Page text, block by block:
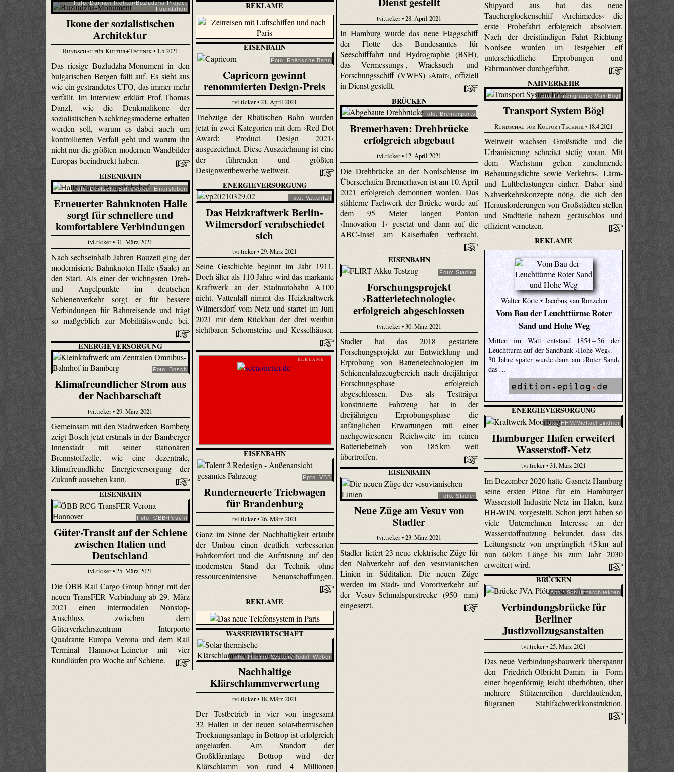
Shipyard aus hat das neue
Taucherglockenschiff ›Archimedes‹ die
erste Probefahrt erfolgreich absolviert.
Nach der dreistündigen Fahrt Richtung
Nordsee wurden im Testgebiet elf
unterschiedliche Erprobungen und
Fahrmanöver durchgeführt.
tvi.ticker • 28. April 2021
In Hamburg wurde das neue Flaggschiff
der Flotte des Bundesamtes für
Seeschifffahrt und Hydrographie (BSH),
das Vermessungs-, Wracksuch- und
Forschungsschiff (VWFS) ›Atair‹, offiziell
in Dienst gestellt.
Foto: Darmon Richter/Buzludzha Project
Foundation
Ikone der sozialistischen
Architektur
Rundschau für Kultur+Technik• 1.5.2021
Das riesige Buzludzha-Monument in den
bulgarischen Bergen fällt auf. Es sieht aus
wie ein gestrandetes UFO, das immer mehr
verfällt. Im Interview erklärt Prof. Thomas
Danzl, wie die Denkmalikone der
sozialistischen Nachkriegsmoderne erhalten
werden soll, warum es dabei auch um
kontrollierten Verfall geht und warum ihn
nicht nur die größten modernen Wandbilder
Europas beeindruckt haben.
REKLAME
EISENBAHN
Foto: Rhätische Bahn
Capricorn gewinnt
renommierten Design-Preis
tvi.ticker • 21. April 2021
Triebzüge der Rhätischen Bahn wurden
jetzt in zwei Kategorien mit dem ›Red Dot
Award: Product Design 2021‹
ausgezeichnet. Diese Auszeichnung ist eine
der führenden und größten
Designwettbewerbe weltweit.
NAHVERKEHR
Foto: Firmengruppe Max Bögl
Transport System Bögl
Rundschau für Kultur+Technik• 18.4.2021
Weltweit wachsen Großstädte und die
Urbanisierung schreitet stetig voran. Mit
dem Wachstum gehen zunehmende
Bebauungsdichte sowie Verkehrs-, Lärm-
und Luftbelastungen einher. Daher sind
Nahverkehrskonzepte nötig, die sich den
Herausforderungen von Großstädten stellen
und Stadtteile nahezu geräuschlos und
effizient vernetzen.
BRÜCKEN
Foto: Bremenports
Bremerhaven: Drehbrücke
erfolgreich abgebaut
tvi.ticker • 12. April 2021
Die Drehbrücke an der Nordschleuse im
Überseehafen Bremerhaven ist am 10. April
2021 erfolgreich demontiert worden. Das
stählerne Fachwerk der Brücke wurde auf
dem 95 Meter langen Ponton
›Innovation 1‹ gesetzt und dann auf die
ABC-Insel am Kaiserhafen verbracht.
EISENBAHN
Foto: Deutsche Bahn/Volker Emersleben
Erneuerter Bahnknoten Halle
sorgt für schnellere und
komfortablere Verbindungen
tvi.ticker • 31. März 2021
Nach sechseinhalb Jahren Bauzeit ging der
modernisierte Bahnknoten Halle (Saale) an
den Start. Als einer der wichtigsten Dreh-
und Angelpunkte im deutschen
Schienenverkehr sorgt er für bessere
Verbindungen für Bahnreisende und trägt
so maßgeblich zur Mobilitätswende bei.
ENERGIEVERSORGUNG
Foto: Vattenfall
Das Heizkraftwerk Berlin-
Wilmersdorf verabschiedet
sich
tvi.ticker • 29. März 2021
Seine Geschichte beginnt im Jahr 1911.
Doch älter als 110 Jahre wird das markante
Kraftwerk an der Stadtautobahn A 100
nicht. Vattenfall nimmt das Heizkraftwerk
Wilmersdorf vom Netz und startet im Juni
2021 mit dem Rückbau der drei weithin
sichtbaren Schornsteine und Kesselhäuser.
REKLAME
Walter Körte • Jacobus van Ronzelen
Vom Bau der Leuchttürme Roter
Sand und Hohe Weg
Mitten im Watt entstand 1854 – 56 der
Leuchtturm auf der Sandbank ›Hohe Weg‹.
30 Jahre später wurde dann am ›Roter Sand‹
das …
ENERGIEVERSORGUNG
Foto: HHM/Michael Lindner
Hamburger Hafen erweitert
Wasserstoff-Netz
tvi.ticker • 31. März 2021
Im Dezember 2020 hatte Gasnetz Hamburg
seine ersten Pläne für ein Hamburger
Wasserstoff-Industrie-Netz im Hafen, kurz
HH-WIN, vorgestellt. Schon jetzt haben so
viele Unternehmen Interesse an der
Wasserstoffnutzung bekundet, dass das
Leitungsnetz von ursprünglich 45 km auf
nun 60 km Länge bis zum Jahr 2030
erweitert wird.
EISENBAHN
Foto: Stadler
Forschungsprojekt
›Batterietechnologie‹
erfolgreich abgeschlossen
tvi.ticker • 30. März 2021
Stadler hat das 2018 gestartete
Forschungsprojekt zur Entwicklung und
Erprobung von Batterietechnologien im
Schienenfahrzeugbereich nach dreijähriger
Forschungsphase erfolgreich
abgeschlossen. Das als Testträger
konstruierte Fahrzeug hat in der
dreijährigen Erprobungsphase die
anfänglichen Erwartungen mit einer
nachgewiesenen Reichweite im reinen
Batteriebetrieb von 185 km weit
übertroffen.
ENERGIEVERSORGUNG
Foto: Bosch
Klimafreundlicher Strom aus
der Nachbarschaft
tvi.ticker • 29. März 2021
Gemeinsam mit den Stadtwerken Bamberg
zeigt Bosch jetzt erstmals in der Bamberger
Innenstadt mit seiner stationären
Brennstoffzelle, wie eine dezentrale,
klimafreundliche Energieversorgung der
Zukunft aussehen kann.
- R E K L A M E -
EISENBAHN
Fpto: VBB
Runderneuerte Triebwagen
für Brandenburg
tvi.ticker • 26. März 2021
Ganz im Sinne der Nachhaltigkeit erlaubt
der Umbau einen deutlich verbesserten
Fahrkomfort und die Aufrüstung auf den
modernsten Stand der Technik ohne
ressourcenintensive Neuanschaffungen.
EISENBAHN
Foto: Stadler
Neue Züge am Vesuv von
Stadler
tvi.ticker • 23. März 2021
Stadler liefert 23 neue elektrische Züge für
den Nahverkehr auf den vesuvianischen
Linien in Süditalien. Die neuen Züge
werden im Stadt- und Vorortverkehr auf
der Vesuv-Schmalspurstrecke (950 mm)
eingesetzt.
EISENBAHN
Foto: ÖBB/Peschl
Güter-Transit auf der Schiene
zwischen Italien und
Deutschland
tvi.ticker • 25. März 2021
Die ÖBB Rail Cargo Group bringt mit der
neuen TransFER Verbindung ab 29. März
2021 einen intermodalen Nonstop-
Anschluss zwischen dem
Güterverkehrszentrum Interporto
Quadrante Europa Verona und dem Rail
Terminal Hannover-Leinetor mit vier
Rundläufen pro Woche auf Schiene.
BRÜCKEN
Abb.: Schulitzarchitekten
Verbindungsbrücke für
Berliner
Justizvollzugsanstalten
tvi.ticker • 25. März 2021
Das neue Verbindungsbauwerk überspannt
den Friedrich-Olbricht-Damm in Form
einer bogenförmig leicht überhöhten, über
mehrere Stützenreihen durchlaufenden,
filigranen Stahlfachwerkkonstruktion.
REKLAME
WASSERWIRTSCHAFT
Foto: Thermo-System/Rudolf Weber
Nachhaltige
Klärschlammverwertung
tvi.ticker • 18. März 2021
Der Testbetrieb in vier von insgesamt
32 Hallen in der neuen solar-thermischen
Trocknungsanlage in Bottrop ist erfolgreich
angelaufen. Am Standort der
Großkläranlage Bottrop wird der
Klärschlamm von rund 4 Millionen